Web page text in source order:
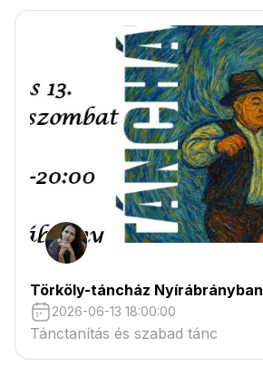
Törköly-táncház Nyírábrányban
2026-06-13 18:00:00
Tánctanítás és szabad tánc